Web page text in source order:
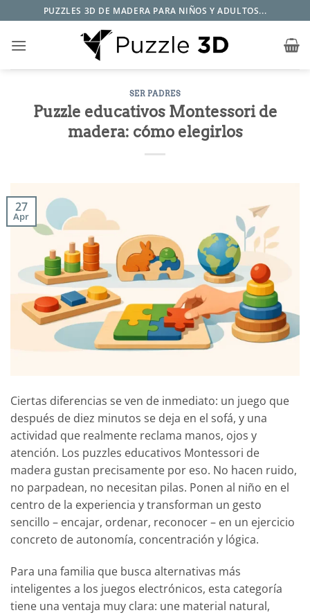
al
contenido
PUZZLES 3D DE MADERA PARA NIÑOS Y ADULTOS...
SER PADRES
Puzzle educativos Montessori de
madera: cómo elegirlos
27
Apr
Ciertas diferencias se ven de inmediato: un juego que
después de diez minutos se deja en el sofá, y una
actividad que realmente reclama manos, ojos y
atención. Los puzzles educativos Montessori de
madera gustan precisamente por eso. No hacen ruido,
no parpadean, no necesitan pilas. Ponen al niño en el
centro de la experiencia y transforman un gesto
sencillo – encajar, ordenar, reconocer – en un ejercicio
concreto de autonomía, concentración y lógica.
Para una familia que busca alternativas más
inteligentes a los juegos electrónicos, esta categoría
tiene una ventaja muy clara: une material natural,